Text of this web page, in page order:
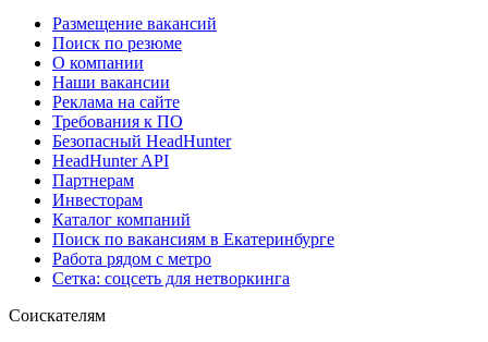
Размещение вакансий
Поиск по резюме
О компании
Наши вакансии
Реклама на сайте
Требования к ПО
Безопасный HeadHunter
HeadHunter API
Партнерам
Инвесторам
Каталог компаний
Поиск по вакансиям в Екатеринбурге
Работа рядом с метро
Сетка: соцсеть для нетворкинга
Соискателям